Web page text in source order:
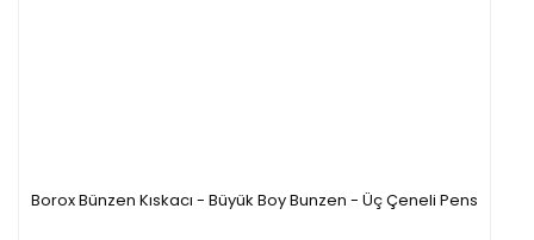
Borox Bünzen Kıskacı - Büyük Boy Bunzen - Üç Çeneli Pens